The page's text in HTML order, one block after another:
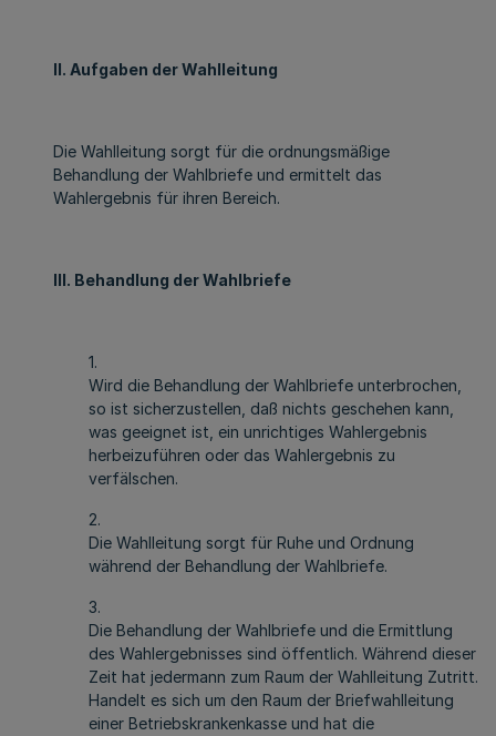
II. Aufgaben der Wahlleitung
Die Wahlleitung sorgt für die ordnungsmäßige
Behandlung der Wahlbriefe und ermittelt das
Wahlergebnis für ihren Bereich.
III. Behandlung der Wahlbriefe
1.
Wird die Behandlung der Wahlbriefe unterbrochen,
so ist sicherzustellen, daß nichts geschehen kann,
was geeignet ist, ein unrichtiges Wahlergebnis
herbeizuführen oder das Wahlergebnis zu
verfälschen.
2.
Die Wahlleitung sorgt für Ruhe und Ordnung
während der Behandlung der Wahlbriefe.
3.
Die Behandlung der Wahlbriefe und die Ermittlung
des Wahlergebnisses sind öffentlich. Während dieser
Zeit hat jedermann zum Raum der Wahlleitung Zutritt.
Handelt es sich um den Raum der Briefwahlleitung
einer Betriebskrankenkasse und hat die